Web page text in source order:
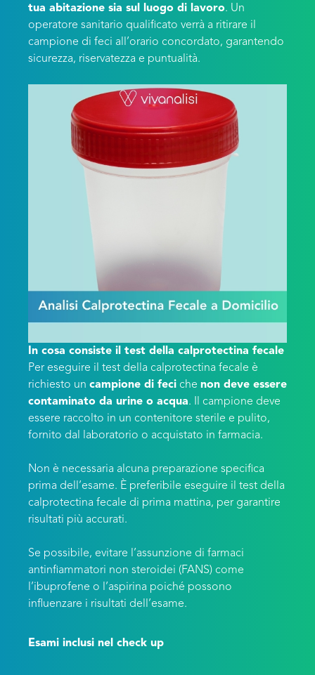
tua abitazione sia sul luogo di lavoro. Un
operatore sanitario qualificato verrà a ritirare il
campione di feci all’orario concordato, garantendo
sicurezza, riservatezza e puntualità.
In cosa consiste il test della calprotectina fecale
Per eseguire il test della calprotectina fecale è
richiesto un campione di feci che non deve essere
contaminato da urine o acqua. Il campione deve
essere raccolto in un contenitore sterile e pulito,
fornito dal laboratorio o acquistato in farmacia.
Non è necessaria alcuna preparazione specifica
prima dell’esame. È preferibile eseguire il test della
calprotectina fecale di prima mattina, per garantire
risultati più accurati.
Se possibile, evitare l’assunzione di farmaci
antinfiammatori non steroidei (FANS) come
l’ibuprofene o l’aspirina poiché possono
influenzare i risultati dell’esame.
Esami inclusi nel check up